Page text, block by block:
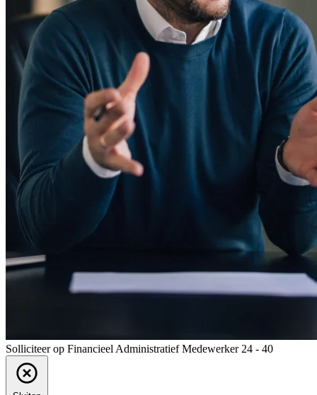
Solliciteer op Financieel Administratief Medewerker 24 - 40